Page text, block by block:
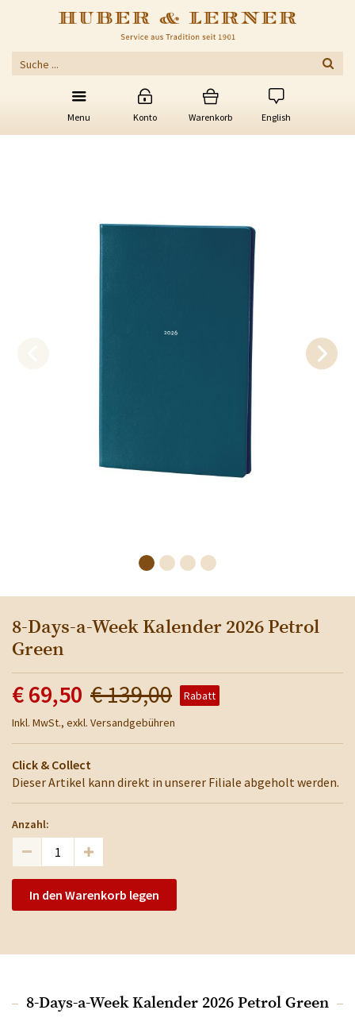
Menu Konto Warenkorb English
8-Days-a-Week Kalender 2026 Petrol
Green
€ 69,50 € 139,00
Rabatt
Inkl. MwSt., exkl. Versandgebühren
Click & Collect
Dieser Artikel kann direkt in unserer Filiale abgeholt werden.
Anzahl:
In den Warenkorb legen
8-Days-a-Week Kalender 2026 Petrol Green